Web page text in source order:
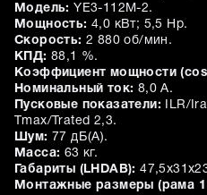
Модель: YE3-112M-2.
Мощность: 4,0 кВт; 5,5 Hp.
Скорость: 2 880 об/мин.
КПД: 88,1 %.
Коэффициент мощности
Номинальный ток: 8,0 А.
Пусковые показатели: ILR/
Tmax/Trated 2,3.
Шум:
77 дБ(A).
Масса: 63 кг.
Габариты (LHDAB):
Монтажные размеры (рама